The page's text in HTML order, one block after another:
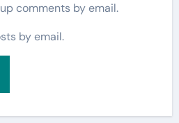
comments by email.
by email.